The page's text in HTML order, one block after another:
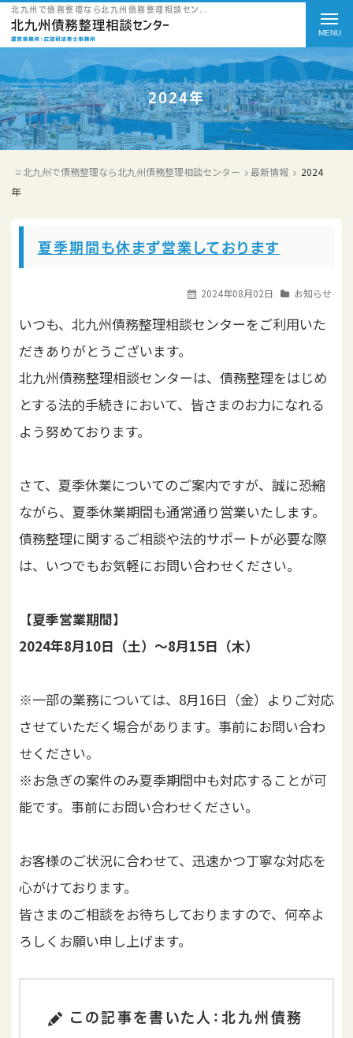
北九州で債務整理なら北九州債務整理相談センターのをご紹介
2024年
北九州で債務整理なら北九州債務整理相談センター 最新情報
2024
年
夏季期間も休まず営業しております
2024年08月02日 お知らせ
いつも、北九州債務整理相談センターをご利用いた
だきありがとうございます。
北九州債務整理相談センターは、債務整理をはじめ
とする法的手続きにおいて、皆さまのお力になれる
よう努めております。
さて、夏季休業についてのご案内ですが、誠に恐縮
ながら、夏季休業期間も通常通り営業いたします。
債務整理に関するご相談や法的サポートが必要な際
は、いつでもお気軽にお問い合わせください。
【夏季営業期間】
2024年8月10日（土）～8月15日（木）
※一部の業務については、8月16日（金）よりご対応
させていただく場合があります。事前にお問い合わ
せください。
※お急ぎの案件のみ夏季期間中も対応することが可
能です。事前にお問い合わせください。
お客様のご状況に合わせて、迅速かつ丁寧な対応を
心がけております。
皆さまのご相談をお待ちしておりますので、何卒よ
ろしくお願い申し上げます。
この記事を書いた人：北九州債務
t
o
g
g
l
e